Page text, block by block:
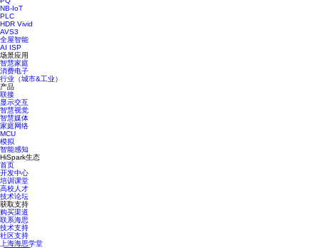
NB-IoT
PLC
HDR Vivid
AVS3
全屋智能
AI ISP
场景应用
智慧家庭
消费电子
行业（城市&工业）
产品
联接
显示交互
智慧视觉
智慧媒体
家庭网络
MCU
模拟
智能感知
HiSpark生态
首页
开发中心
培训课堂
高校人才
技术论坛
获取支持
购买渠道
联系海思
技术支持
社区支持
上海海思学堂